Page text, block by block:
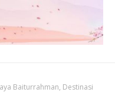
Baiturrahman, Destinasi